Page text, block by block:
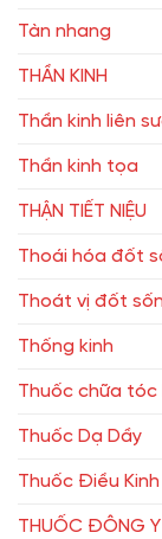
Tàn nhang
THẦN KINH
Thần kinh liên
Thần kinh tọa
THẬN TIẾT NIỆU
Thoái hóa đốt
Thoát vị đốt
Thống kinh
Thuốc chữa tóc
Thuốc Dạ Dầy
Thuốc Điều Kinh
THUỐC ĐÔNG Y